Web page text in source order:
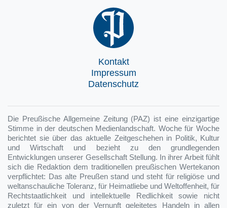
Kontakt
Impressum
Datenschutz
Die Preußische Allgemeine Zeitung (PAZ) ist eine einzigartige
Stimme in der deutschen Medienlandschaft. Woche für Woche
berichtet sie über das aktuelle Zeitgeschehen in Politik, Kultur
und Wirtschaft und bezieht zu den grundlegenden
Entwicklungen unserer Gesellschaft Stellung. In ihrer Arbeit fühlt
sich die Redaktion dem traditionellen preußischen Wertekanon
verpflichtet: Das alte Preußen stand und steht für religiöse und
weltanschauliche Toleranz, für Heimatliebe und Weltoffenheit, für
Rechtstaatlichkeit und intellektuelle Redlichkeit sowie nicht
zuletzt für ein von der Vernunft geleitetes Handeln in allen